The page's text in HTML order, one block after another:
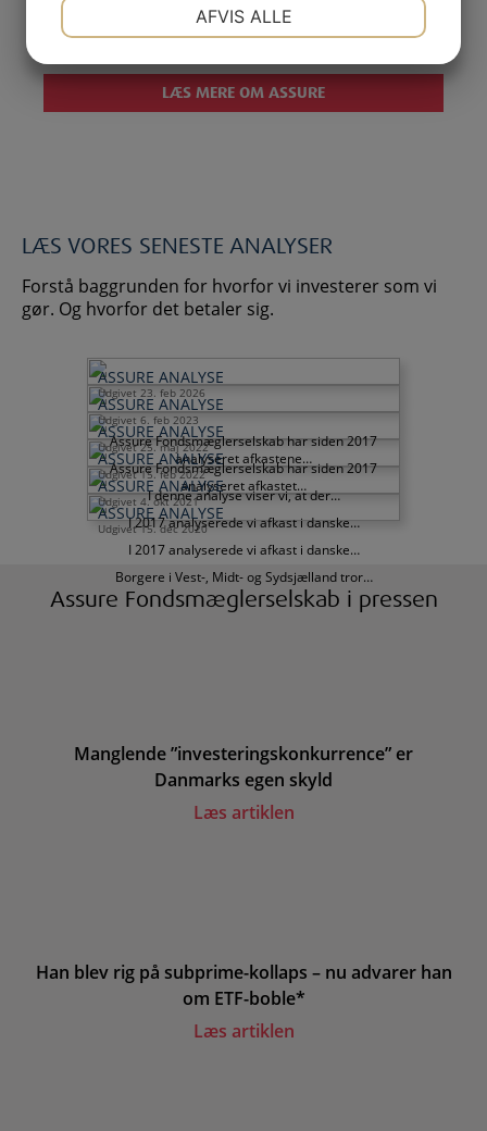
KONTAKT EN RÅDGIVER
LÆS MERE OM ASSURE
LÆS VORES SENESTE ANALYSER
Forstå baggrunden for hvorfor vi investerer som vi
gør. Og hvorfor det betaler sig.
ASSURE ANALYSE
Udgivet 23. feb 2026
Assure Fondsmæglerselskab har siden 2017
analyseret afkastene…
ASSURE ANALYSE
Udgivet 6. feb 2023
Assure Fondsmæglerselskab har siden 2017
analyseret afkastet…
ASSURE ANALYSE
Udgivet 25. maj 2022
I denne analyse viser vi, at der…
ASSURE ANALYSE
Udgivet 15. feb 2022
I 2017 analyserede vi afkast i danske…
ASSURE ANALYSE
Udgivet 4. okt 2021
I 2017 analyserede vi afkast i danske…
ASSURE ANALYSE
Udgivet 15. dec 2020
Borgere i Vest-, Midt- og Sydsjælland tror…
Assure Fondsmæglerselskab i pressen
Manglende ”investeringskonkurrence” er
Danmarks egen skyld
Læs artiklen
Han blev rig på subprime-kollaps – nu advarer han
om ETF-boble*
Læs artiklen
MARKETING STATISTIK
AFVIS ALLE